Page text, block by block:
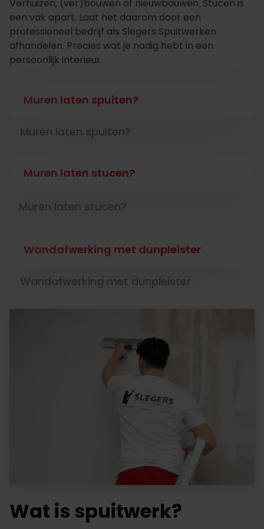
Verhuizen, (ver)bouwen of nieuwbouwen. Stucen is
een vak apart. Laat het daarom door een
professioneel bedrijf als Slegers Spuitwerken
afhandelen. Precies wat je nodig hebt in een
persoonlijk interieur.
Muren laten spuiten?
Muren laten spuiten?
Muren laten stucen?
Muren laten stucen?
Wandafwerking met dunpleister
Wandafwerking met dunpleister
Wat is spuitwerk?